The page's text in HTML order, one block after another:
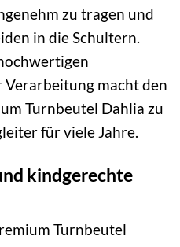
zu tragen und
in die Schultern.
macht den
Turnbeutel Dahlia zu
für viele Jahre.
kindgerechte
Turnbeutel